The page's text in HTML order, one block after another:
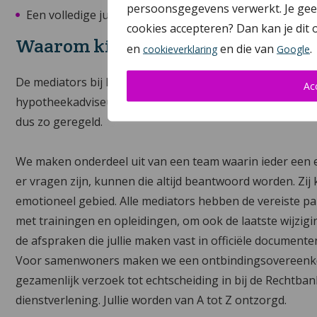
persoonsgegevens verwerkt. Je
cookies accepteren? Dan kan je
en cookieverklaring en die van Google.
Een volledige juridische afhandeling door onze
Waarom kiezen voor Bmiddl.nl
De mediators bij Bmiddl.nl beschikken over een groot
hypotheekadviseurs, kindercoaches,
dus zo geregeld.
We maken onderdeel uit van een team waarin ieder
er vragen zijn, kunnen die altijd beantwoord worden.
emotioneel gebied. Alle mediators hebben de vereiste
met trainingen en opleidingen, om ook de laatste
de afspraken die jullie maken vast in officiële
Voor samenwoners maken we een
gezamenlijk verzoek tot echtscheiding in bij de
dienstverlening. Jullie worden van A tot Z ontzorgd.